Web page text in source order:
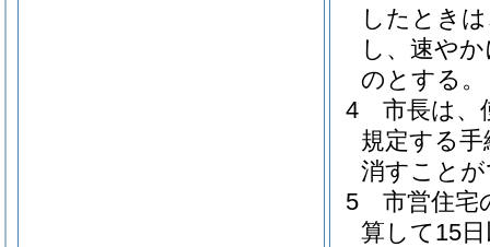
したとき
し、速や
のとする。
4
市長は、
規定する
消すこと
5
市営住宅
算して15